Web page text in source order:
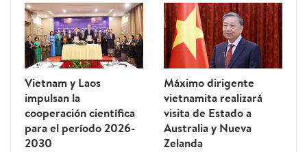
Vietnam y Laos
impulsan la
cooperación científica
para el período 2026-
2030
Máximo dirigente
vietnamita realizará
visita de Estado a
Australia y Nueva
Zelanda